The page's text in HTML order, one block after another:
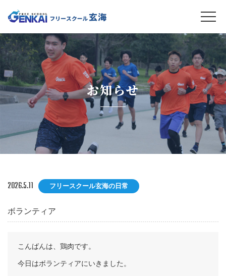
お知らせ
2026.5.11 フリースクール玄海の日常
ボランティア
こんばんは、鶏肉です。
今日はボランティアにいきました。